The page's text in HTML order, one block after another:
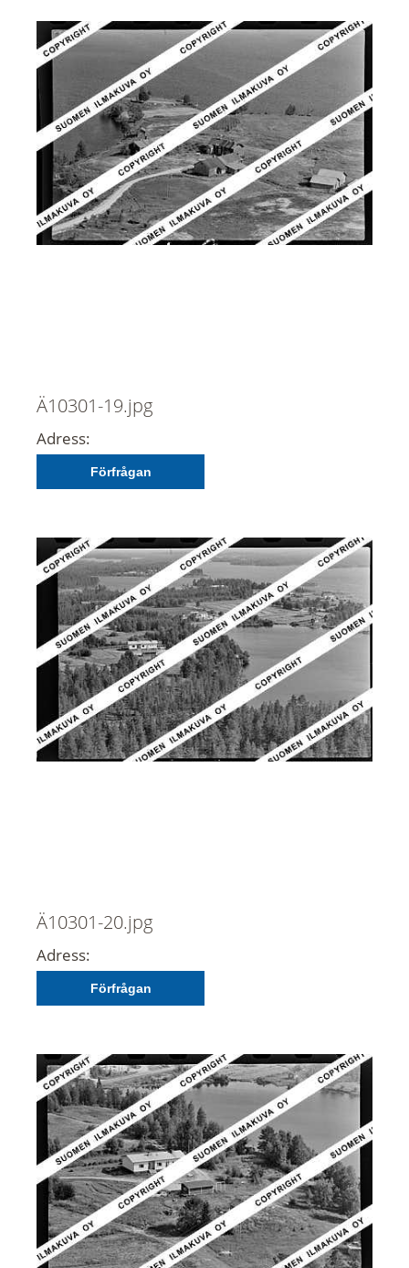
Ä10301-19.jpg
Adress:
Förfrågan
Ä10301-20.jpg
Adress:
Förfrågan